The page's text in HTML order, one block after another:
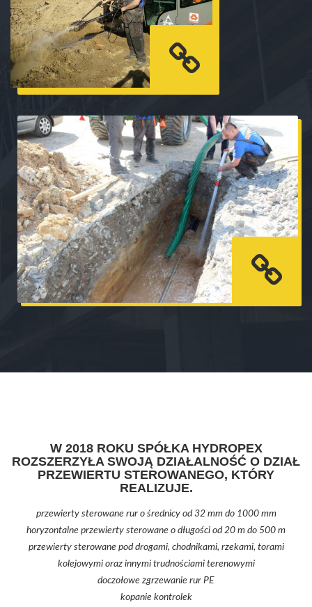
W 2018 ROKU SPÓŁKA HYDROPEX
ROZSZERZYŁA SWOJĄ DZIAŁALNOŚĆ O DZIAŁ
PRZEWIERTU STEROWANEGO, KTÓRY
REALIZUJE.
przewierty sterowane rur o średnicy od 32 mm do 1000 mm
horyzontalne przewierty sterowane o długości od 20 m do 500 m
przewierty sterowane pod drogami, chodnikami, rzekami, torami
kolejowymi oraz innymi trudnościami terenowymi
doczołowe zgrzewanie rur PE
kopanie kontrolek